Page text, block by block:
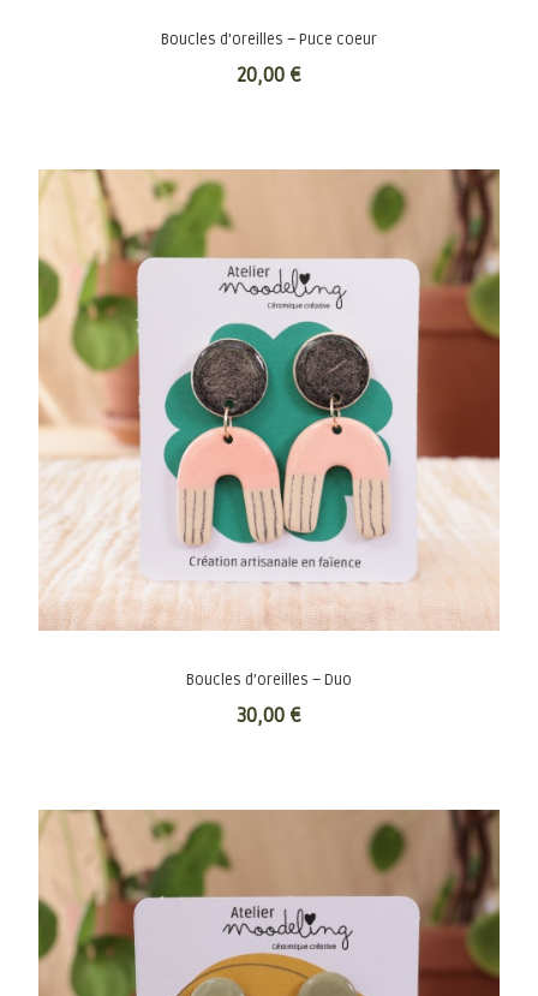
Boucles d’oreilles – Puce coeur
20,00 €
Boucles d’oreilles – Duo
30,00 €